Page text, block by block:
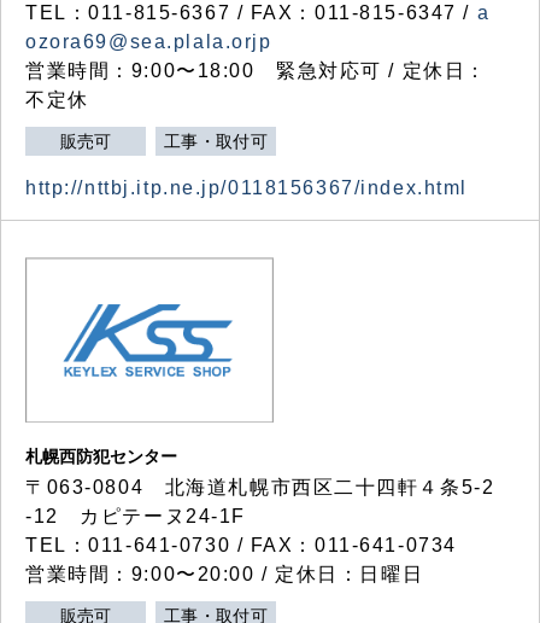
TEL：011-815-6367 / FAX：011-815-6347 / a
ozora69@sea.plala.orjp
営業時間：9:00〜18:00 緊急対応可 / 定休日：
不定休
販売可 工事・取付可
http://nttbj.itp.ne.jp/0118156367/index.html
札幌西防犯センター
〒063-0804 北海道札幌市西区二十四軒４条5-2
-12 カピテーヌ24-1F
TEL：011-641-0730 / FAX：011-641-0734
営業時間：9:00〜20:00 / 定休日：日曜日
販売可 工事・取付可